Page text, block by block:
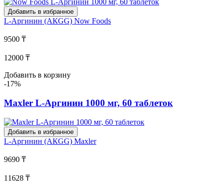
Добавить в избранное
L-Аргинин (АКGG) Now Foods
9500 ₸
12000 ₸
Добавить в корзину
-17%
Maxler L-Аргинин 1000 мг, 60 таблеток
Добавить в избранное
L-Аргинин (АКGG) Maxler
9690 ₸
11628 ₸